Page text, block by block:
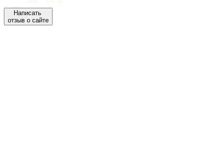
Написать
отзыв о сайте